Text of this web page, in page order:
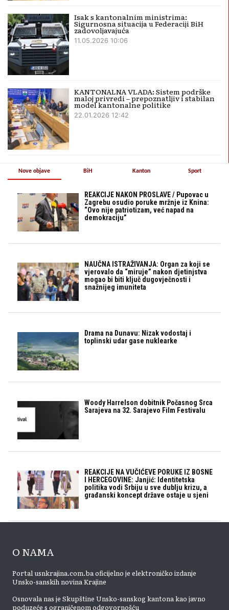
Isak s kantonalnim ministrima:
Sigurnosna situacija u Federaciji BiH
zadovoljavajuća
11.05.2026 10:06
KANTONALNA VLADA: Sistem podrške
maloj privredi – prepoznatljiv i stabilan
model kantonalne politike
22.01.2026 12:42
Nove objave
REAKCIJE NAKON PROSLAVE / Pupovac u
Zagrebu osudio poruke mržnje iz Knina:
“Ovo nije patriotizam, već napad na
demokraciju”
NAUČNA ISTRAŽIVANJA: Organ za koji se
vjerovalo da “miruje” nakon djetinjstva
mogao bi biti ključ dugovječnosti i
snažnijeg imuniteta
Drama na Dunavu: Nizak vodostaj i
toplinski udar gase nuklearke
Woody Harrelson dobitnik Počasnog Srca
Sarajeva na 32. Sarajevo Film Festivalu
REAKCIJE NA VUČIĆEVE PORUKE IZ BOSNE
I HERCEGOVINE: Janjić: Identitetska
politika vodi Srbiju u sve dublju krizu, a
građanski koncept države ostaje u sjeni
BiH Kanton Sport
O NAMA
Portal usnkrajina.com.ba oficijelno je elektroničko izdanje
Unsko-sanskih novina Krajine
Osnovala nas je Skupštine Unsko-sanskog kantona kao javno
poduzeće s ograničenom odgovornošću